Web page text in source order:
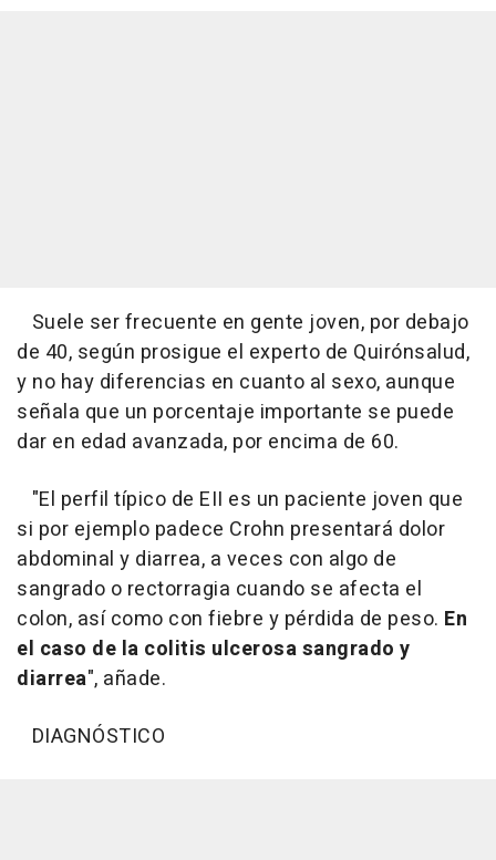
Suele ser frecuente en gente joven, por debajo
de 40, según prosigue el experto de Quirónsalud,
y no hay diferencias en cuanto al sexo, aunque
señala que un porcentaje importante se puede
dar en edad avanzada, por encima de 60.
"El perfil típico de EII es un paciente joven que
si por ejemplo padece Crohn presentará dolor
abdominal y diarrea, a veces con algo de
sangrado o rectorragia cuando se afecta el
colon, así como con fiebre y pérdida de peso. En
el caso de la colitis ulcerosa sangrado y
diarrea", añade.
DIAGNÓSTICO